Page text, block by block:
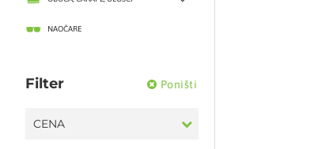
NAOČARE
Filter Poništi
CENA